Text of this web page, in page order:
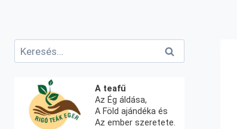
Keresés:
A teafű
Az Ég áldása,
A Föld ajándéka és
Az ember szeretete.